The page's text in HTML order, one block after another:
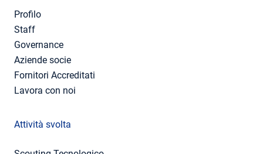
Profilo
Staff
Governance
Aziende socie
Fornitori Accreditati
Lavora con noi
Attività svolta